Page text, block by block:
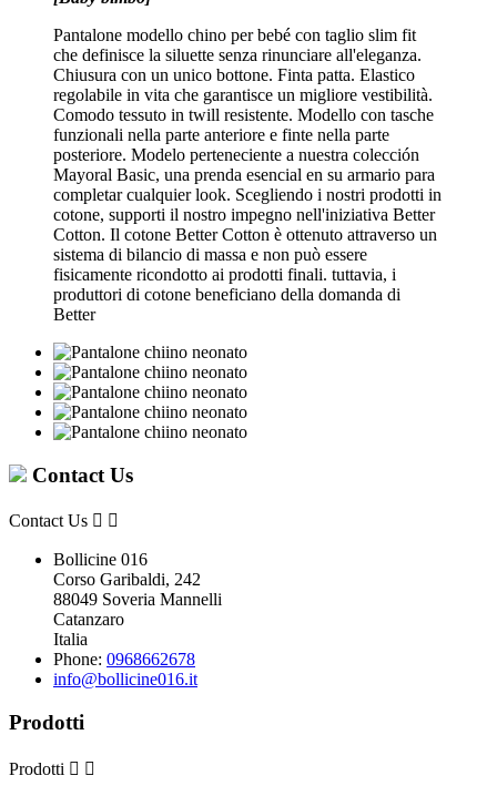
Pantalone modello chino per bebé con taglio slim fit
che definisce la siluette senza rinunciare all'eleganza.
Chiusura con un unico bottone. Finta patta. Elastico
regolabile in vita che garantisce un migliore vestibilità.
Comodo tessuto in twill resistente. Modello con tasche
funzionali nella parte anteriore e finte nella parte
posteriore. Modelo perteneciente a nuestra colección
Mayoral Basic, una prenda esencial en su armario para
completar cualquier look. Scegliendo i nostri prodotti in
cotone, supporti il nostro impegno nell'iniziativa Better
Cotton. Il cotone Better Cotton è ottenuto attraverso un
sistema di bilancio di massa e non può essere
fisicamente ricondotto ai prodotti finali. tuttavia, i
produttori di cotone beneficiano della domanda di
Better
Contact Us
Contact Us  
Bollicine 016
Corso Garibaldi, 242
88049 Soveria Mannelli
Catanzaro
Italia
Phone: 0968662678
info@bollicine016.it
Prodotti
Prodotti  